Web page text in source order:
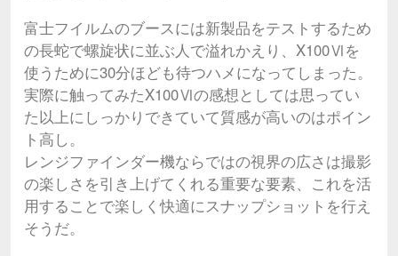
富士フイルムのブースには新製品をテストするため
の長蛇で螺旋状に並ぶ人で溢れかえり、X100Ⅵを
使うために30分ほども待つハメになってしまった。
実際に触ってみたX100Ⅵの感想としては思ってい
た以上にしっかりできていて質感が高いのはポイン
ト高し。
レンジファインダー機ならではの視界の広さは撮影
の楽しさを引き上げてくれる重要な要素、これを活
用することで楽しく快適にスナップショットを行え
そうだ。